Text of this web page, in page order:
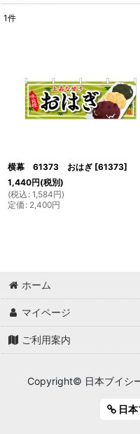
1件
横幕 61373 おはぎ [61373]
1,440円(税別)
(税込 : 1,584円)
定価 : 2,400円
ホーム
マイページ
ご利用案内
Copyright© 日本ブイシ
日